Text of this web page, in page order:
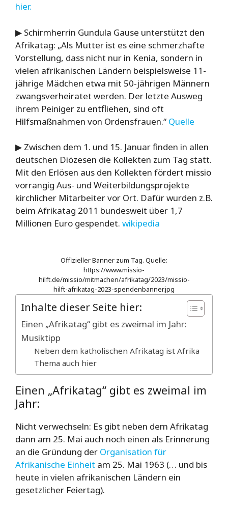
hier.
▶ Schirmherrin Gundula Gause unterstützt den
Afrikatag: „Als Mutter ist es eine schmerzhafte
Vorstellung, dass nicht nur in Kenia, sondern in
vielen afrikanischen Ländern beispielsweise 11-
jährige Mädchen etwa mit 50-jährigen Männern
zwangsverheiratet werden. Der letzte Ausweg
ihrem Peiniger zu entfliehen, sind oft
Hilfsmaßnahmen von Ordensfrauen.“ Quelle
▶ Zwischen dem 1. und 15. Januar finden in allen
deutschen Diözesen die Kollekten zum Tag statt.
Mit den Erlösen aus den Kollekten fördert missio
vorrangig Aus- und Weiterbildungsprojekte
kirchlicher Mitarbeiter vor Ort. Dafür wurden z.B.
beim Afrikatag 2011 bundesweit über 1,7
Millionen Euro gespendet. wikipedia
Offizieller Banner zum Tag. Quelle:
https://www.missio-
hilft.de/missio/mitmachen/afrikatag/2023/missio-
hilft-afrikatag-2023-spendenbanner.jpg
Inhalte dieser Seite hier:
Einen „Afrikatag“ gibt es zweimal im Jahr:
Musiktipp
Neben dem katholischen Afrikatag ist Afrika
Thema auch hier
Einen „Afrikatag“ gibt es zweimal im
Jahr:
Nicht verwechseln: Es gibt neben dem Afrikatag
dann am 25. Mai auch noch einen als Erinnerung
an die Gründung der Organisation für
Afrikanische Einheit am 25. Mai 1963 (… und bis
heute in vielen afrikanischen Ländern ein
gesetzlicher Feiertag).